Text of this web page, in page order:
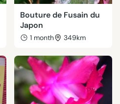
Bouture de Fusain du
Japon
1 month 349km